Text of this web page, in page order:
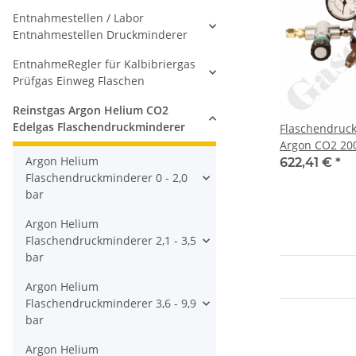
Argon CO2
10 bar
622,41 € *
Entnahmestellen / Labor
Entnahmestellen Druckminderer
EntnahmeRegler für Kalbibriergas
Prüfgas Einweg Flaschen
Reinstgas Argon Helium CO2
Edelgas Flaschendruckminderer
Argon Helium
Flaschendruckminderer 0 - 2,0
bar
Argon Helium
Flaschendruckminderer 2,1 - 3,5
bar
Argon Helium
Flaschendruckminderer 3,6 - 9,9
bar
Argon Helium